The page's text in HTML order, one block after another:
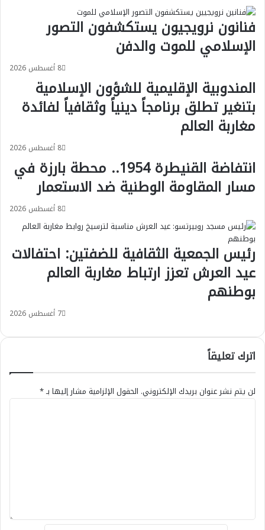
فنانون نرويجيون يستكشفون التصور
الإسلامي للموت والدفن
8 أغسطس 2026
المندوبية الإقليمية للشؤون الإسلامية
بتنغير تطلق برنامجاً دينياً وثقافياً لفائدة
مغاربة العالم
8 أغسطس 2026
انتفاضة القنيطرة 1954.. محطة بارزة في
مسار المقاومة الوطنية ضد الاستعمار
8 أغسطس 2026
رئيس الجمعية الثقافية للضفتين: احتفالات
عيد العرش تعزز ارتباط مغاربة العالم
بوطنهم
7 أغسطس 2026
اترك تعليقاً
لن يتم نشر عنوان بريدك الإلكتروني. الحقول الإلزامية مشار إليها بـ*
ا